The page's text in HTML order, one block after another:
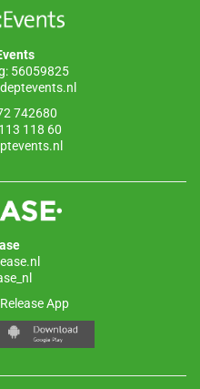
56059825
742680
118 60
App